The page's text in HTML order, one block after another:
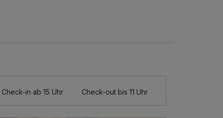
Check-in ab 15 Uhr Check-out bis 11 Uhr